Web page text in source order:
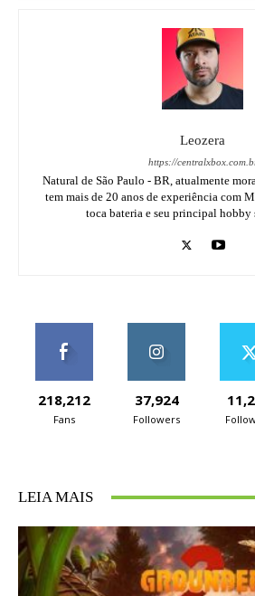
Leozera
https://
Natural de São Paulo - BR, atualmente
tem mais de 20 anos de experiência com
toca bateria e seu principal hobby
218,212
Fans
37,924
Followers
LEIA MAIS